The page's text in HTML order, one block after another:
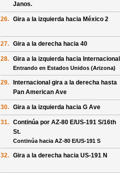
Janos.
26. Gira a la izquierda hacia México 2
27. Gira a la derecha hacia 40
28. Gira a la izquierda hacia Internacional
Entrando en Estados Unidos (Arizona)
29. Internacional gira a la derecha hasta
Pan American Ave
30. Gira a la izquierda hacia G Ave
31. Continúa por AZ-80 E/US-191 S/16th
St.
Continúa hacia AZ-80 E/US-191 S
32. Gira a la derecha hacia US-191 N